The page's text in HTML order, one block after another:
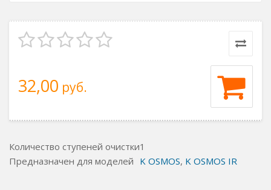
32,00 руб.
Количество ступеней очистки1
Предназначен для моделей K OSMOS, K OSMOS IR